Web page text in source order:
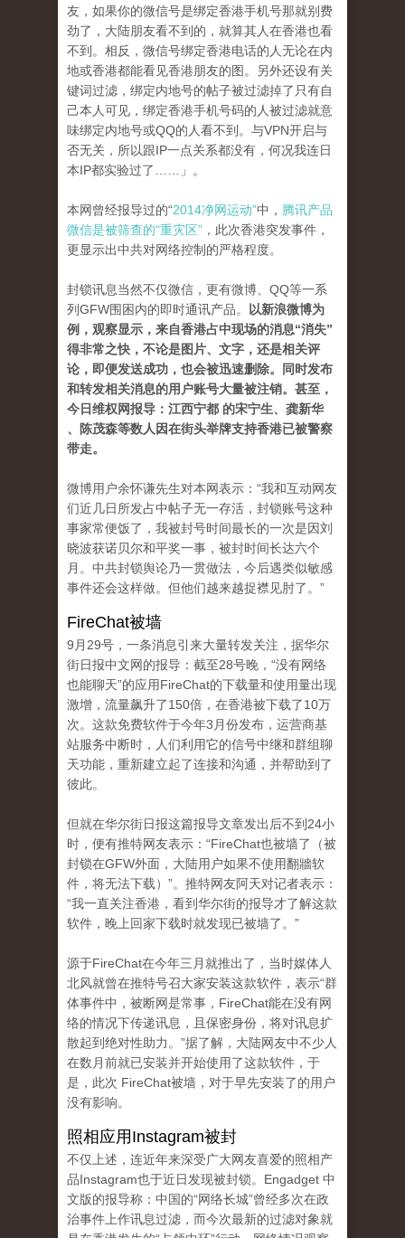
友，如果你的微信号是绑定香港手机号那就别费
劲了，大陆朋友看不到的，就算其人在香港也看
不到。相反，微信号绑定香港电话的人无论在内
地或香港都能看见香港朋友的图。另外还设有关
键词过滤，绑定内地号的帖子被过滤掉了只有自
己本人可见，绑定香港手机号码的人被过滤就意
味绑定内地号或QQ的人看不到。与VPN开启与
否无关，所以跟IP一点关系都没有，何况我连日
本IP都实验过了……」。
本网曾经报导过的“2014净网运动”中， 腾讯产品
微信是被筛查的“重灾区” ，此次香港突发事件，
更显示出中共对网络控制的严格程度。
封锁讯息当然不仅微信，更有微博、QQ等一系
列GFW围困内的即时通讯产品。
以新浪微博为
例，观察显示，来自香港占中现场的消息“消失”
得非常之快，不论是图片、文字，还是相关评
论，即便发送成功，也会被迅速删除。同时发布
和转发相关消息的用户账号大量被注销。甚至，
今日维权网报导：江西宁都 的宋宁生、龚新华
、陈茂森等数人因在街头举牌支持香港已被警察
带走。
微博用户余怀谦先生对本网表示：“我和互动网友
们近几日所发占中帖子无一存活，封锁账号这种
事家常便饭了，我被封号时间最长的一次是因刘
晓波获诺贝尔和平奖一事，被封时间长达六个
月。中共封锁舆论乃一贯做法，今后遇类似敏感
事件还会这样做。但他们越来越捉襟见肘了。”
FireChat被墙
9月29号，一条消息引来大量转发关注，据华尔
街日报中文网的报导：截至28号晚，“没有网络
也能聊天”的应用FireChat的下载量和使用量出现
激增，流量飙升了150倍，在香港被下载了10万
次。这款免费软件于今年3月份发布，运营商基
站服务中断时，人们利用它的信号中继和群组聊
天功能，重新建立起了连接和沟通，并帮助到了
彼此。
但就在华尔街日报这篇报导文章发出后不到24小
时，便有推特网友表示：“FireChat也被墙了（被
封锁在GFW外面，大陆用户如果不使用翻牆软
件，将无法下载）”。推特网友阿天对记者表示：
“我一直关注香港，看到华尔街的报导才了解这款
软件，晚上回家下载时就发现已被墙了。”
源于FireChat在今年三月就推出了，当时媒体人
北风就曾在推特号召大家安装这款软件，表示“群
体事件中，被断网是常事，FireChat能在没有网
络的情况下传递讯息，且保密身份，将对讯息扩
散起到绝对性助力。”据了解，大陆网友中不少人
在数月前就已安装并开始使用了这款软件，于
是，此次 FireChat被墙，对于早先安装了的用户
没有影响。
照相应用Instagram被封
不仅上述，连近年来深受广大网友喜爱的照相产
品Instagram也于近日发现被封锁。Engadget 中
文版的报导称：中国的“网络长城”曾经多次在政
治事件上作讯息过滤，而今次最新的过滤对象就